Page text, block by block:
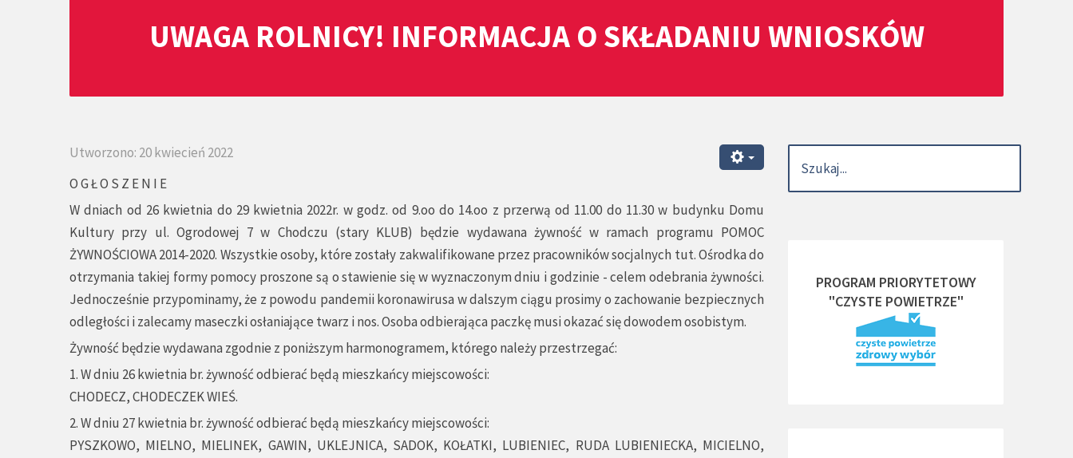
UWAGA ROLNICY! INFORMACJA O SKŁADANIU WNIOSKÓW
Utworzono: 20 kwiecień 2022
O G Ł O S Z E N I E
W dniach od 26 kwietnia do 29 kwietnia 2022r. w godz. od 9.oo do 14.oo z przerwą od 11.00 do 11.30 w budynku Domu
Kultury przy ul. Ogrodowej 7 w Chodczu (stary KLUB) będzie wydawana żywność w ramach programu POMOC
ŻYWNOŚCIOWA 2014-2020. Wszystkie osoby, które zostały zakwalifikowane przez pracowników socjalnych tut. Ośrodka do
otrzymania takiej formy pomocy proszone są o stawienie się w wyznaczonym dniu i godzinie - celem odebrania żywności.
Jednocześnie przypominamy, że z powodu pandemii koronawirusa w dalszym ciągu prosimy o zachowanie bezpiecznych
odległości i zalecamy maseczki osłaniające twarz i nos. Osoba odbierająca paczkę musi okazać się dowodem osobistym.
Żywność będzie wydawana zgodnie z poniższym harmonogramem, którego należy przestrzegać:
1. W dniu 26 kwietnia br. żywność odbierać będą mieszkańcy miejscowości:
CHODECZ, CHODECZEK WIEŚ.
2. W dniu 27 kwietnia br. żywność odbierać będą mieszkańcy miejscowości:
PYSZKOWO, MIELNO, MIELINEK, GAWIN, UKLEJNICA, SADOK, KOŁATKI, LUBIENIEC, RUDA LUBIENIECKA, MICIELNO,
PROGRAM PRIORYTETOWY
"CZYSTE POWIETRZE"